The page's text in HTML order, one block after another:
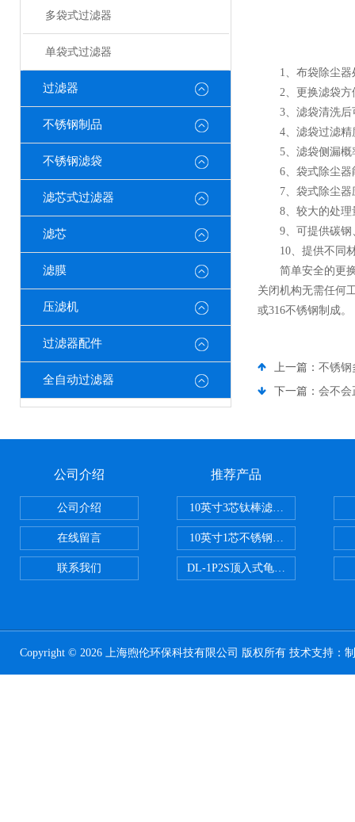
多袋式过滤器
单袋式过滤器
过滤器
不锈钢制品
不锈钢滤袋
滤芯式过滤器
滤芯
滤膜
压滤机
过滤器配件
全自动过滤器
1、布袋除尘器
2、更换滤袋方
3、滤袋清洗后
4、滤袋过滤精
5、滤袋侧漏概
6、袋式除尘器能
7、袋式除尘器
8、较大的处理量
9、可提供碳钢、
10、提供不同材
简单安全的更换
关闭机构无需任何
或316不锈钢制成。
上一篇： 不锈钢
下一篇： 会不会
公司介绍
公司介绍
在线留言
联系我们
推荐产品
10英寸3芯钛棒滤芯过滤器
10英寸1芯不锈钢钛棒过滤器
DL-1P2S顶入式龟背过滤器
Copyright © 2026 上海煦伦环保科技有限公司 版权所有 技术支持：